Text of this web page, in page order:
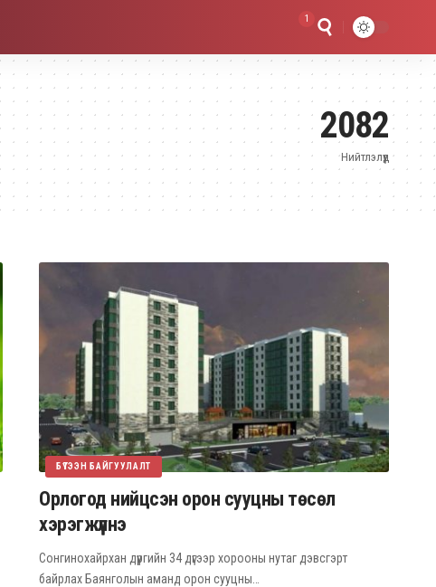
1
2082
Нийтлэлүүд
БҮТЭЭН БАЙГУУЛАЛТ
Орлогод нийцсэн орон сууцны төсөл
хэрэгжүүлнэ
Сонгинохайрхан дүүргийн 34 дүгээр хорооны нутаг дэвсгэрт
байрлах Баянголын аманд орон сууцны…